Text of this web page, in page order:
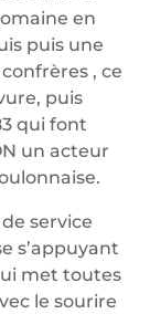
en
puis une
, ce
puis
qui font
un acteur
service
s’appuyant
met toutes
le sourire